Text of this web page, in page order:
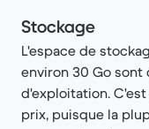
Stockage
L'espace de
environ 30 Go
d'exploitation.
prix, puisque la